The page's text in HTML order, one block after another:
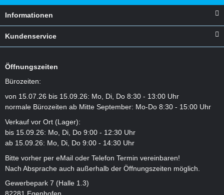
Informationen
Kundenservice
Öffnungszeiten
Bürozeiten:
von 15.07.26 bis 15.09.26: Mo, Di, Do 8:30 - 13:00 Uhr
normale Bürozeiten ab Mitte September: Mo-Do 8:30 - 15:00 Uhr
Verkauf vor Ort (Lager):
bis 15.09.26: Mo, Di, Do 9:00 - 12:30 Uhr
ab 15.09.26: Mo, Di, Do 9:00 - 14:30 Uhr
Bitte vorher per eMail oder Telefon Termin vereinbaren!
Nach Absprache auch außerhalb der Öffnungszeiten möglich.
Gewerbepark 7 (Halle 1.3)